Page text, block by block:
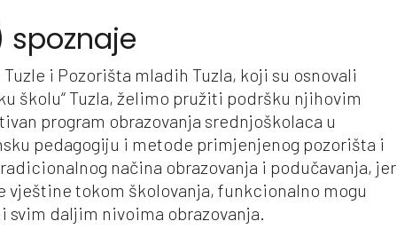
spoznaje
i Pozorišta mladih Tuzla, koji su osnovali
školu“ Tuzla, želimo pružiti podršku njihovim
program obrazovanja srednjoškolaca u
pedagogiju i metode primjenjenog pozorišta i
načina obrazovanja i podučavanja, jer
vještine tokom školovanja, funkcionalno mogu
daljim nivoima obrazovanja.